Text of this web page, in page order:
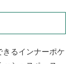
きるインナーポケ